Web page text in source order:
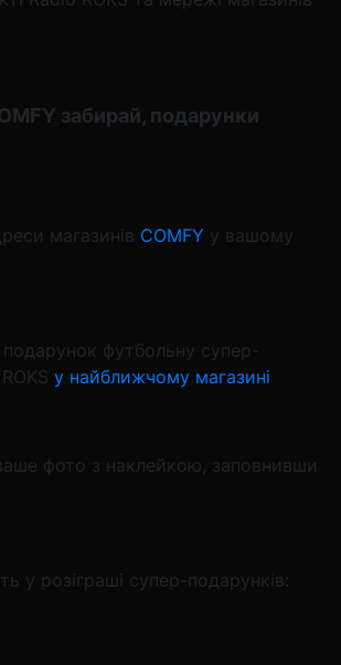
забирай, подарунки
магазинів COMFY у вашому
футбольну супер-
у найближчому магазині
фото з наклейкою, заповнивши
у розіграші супер-подарунків: